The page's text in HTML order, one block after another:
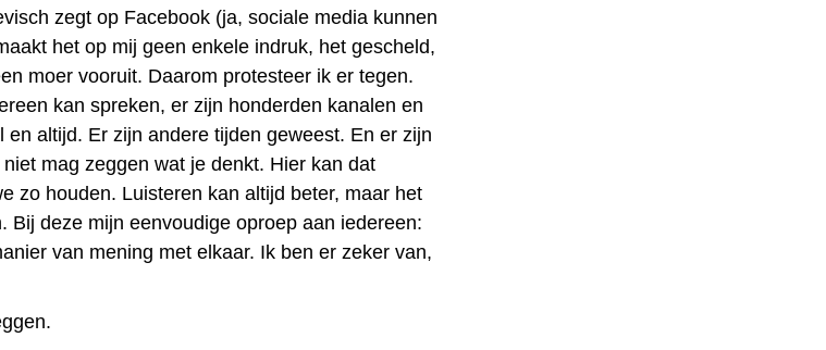
zegt op Facebook (ja, sociale media kunnen
het op mij geen enkele indruk, het gescheld,
moer vooruit. Daarom protesteer ik er tegen.
kan spreken, er zijn honderden kanalen en
en altijd. Er zijn andere tijden geweest. En er zijn
mag zeggen wat je denkt. Hier kan dat
zo houden. Luisteren kan altijd beter, maar het
Bij deze mijn eenvoudige oproep aan iedereen:
van mening met elkaar. Ik ben er zeker van,